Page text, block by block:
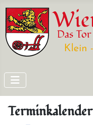
Terminkalender